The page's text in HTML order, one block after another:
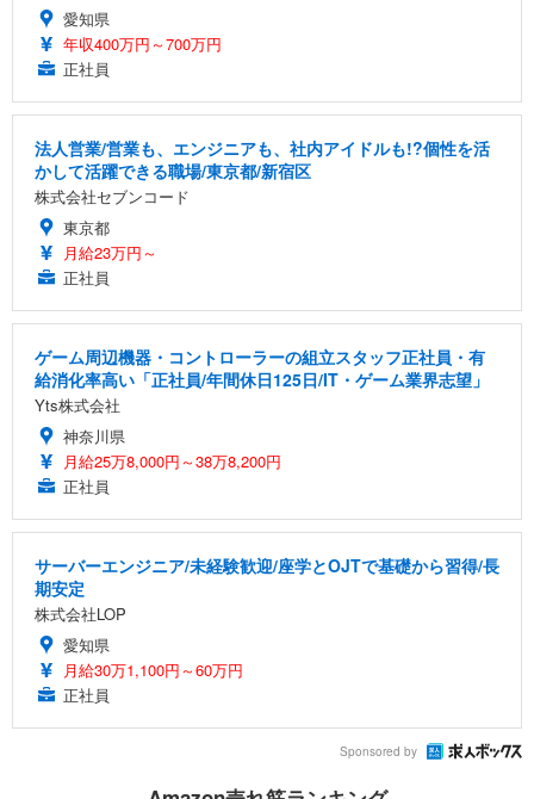
愛知県
年収400万円～700万円
正社員
法人営業/営業も、エンジニアも、社内アイドルも!?個性を活
かして活躍できる職場/東京都/新宿区
株式会社セブンコード
東京都
月給23万円～
正社員
ゲーム周辺機器・コントローラーの組立スタッフ正社員・有
給消化率高い「正社員/年間休日125日/IT・ゲーム業界志望」
Yts株式会社
神奈川県
月給25万8,000円～38万8,200円
正社員
サーバーエンジニア/未経験歓迎/座学とOJTで基礎から習得/長
期安定
株式会社LOP
愛知県
月給30万1,100円～60万円
正社員
Sponsored by